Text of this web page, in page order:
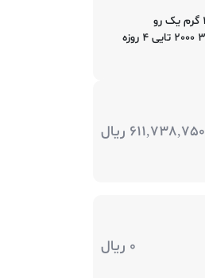
گلاسه 135 گرم یک رو
611,738,750 ریال
0 ریال